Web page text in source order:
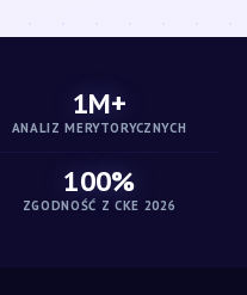
1M+
ANALIZ MERYTORYCZNYCH
100%
ZGODNOŚĆ Z CKE 2026